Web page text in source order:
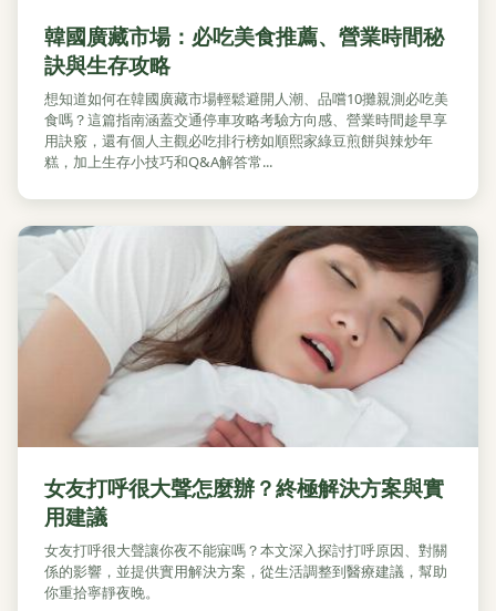
韓國廣藏市場：必吃美食推薦、營業時間秘
訣與生存攻略
想知道如何在韓國廣藏市場輕鬆避開人潮、品嚐10攤親測必吃美
食嗎？這篇指南涵蓋交通停車攻略考驗方向感、營業時間趁早享
用訣竅，還有個人主觀必吃排行榜如順熙家綠豆煎餅與辣炒年
糕，加上生存小技巧和Q&A解答常...
女友打呼很大聲怎麼辦？終極解決方案與實
用建議
女友打呼很大聲讓你夜不能寐嗎？本文深入探討打呼原因、對關
係的影響，並提供實用解決方案，從生活調整到醫療建議，幫助
你重拾寧靜夜晚。